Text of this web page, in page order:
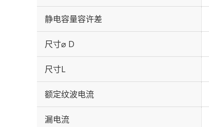
静电容量容许差
尺寸⌀ D
尺寸L
额定纹波电流
漏电流